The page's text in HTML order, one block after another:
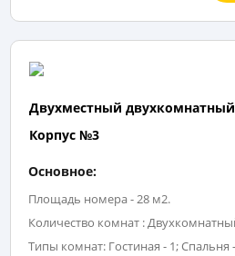
Двухместный
Корпус №3
Основное:
Площадь номера - 28 м2.
Количество комнат :
Типы комнат: Гостиная - 1; Спальня